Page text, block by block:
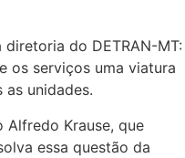
do DETRAN-MT:
os serviços uma viatura
unidades.
Krause, que
essa questão da